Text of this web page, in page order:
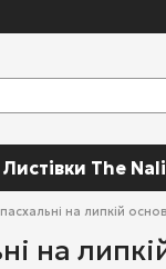
Листівки The
на липкій
на